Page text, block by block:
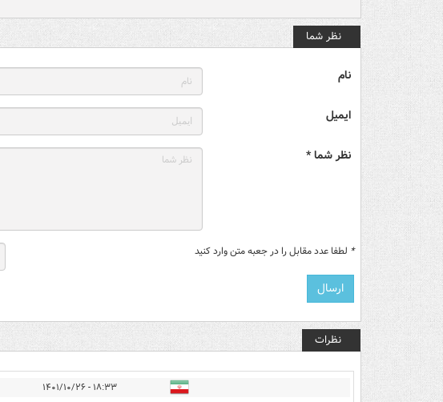
نظر شما
نام
ایمیل
نظر شما *
* لطفا عدد مقابل را در جعبه متن وارد کنید
نظرات
۱۸:۳۳ - ۱۴۰۱/۱۰/۲۶